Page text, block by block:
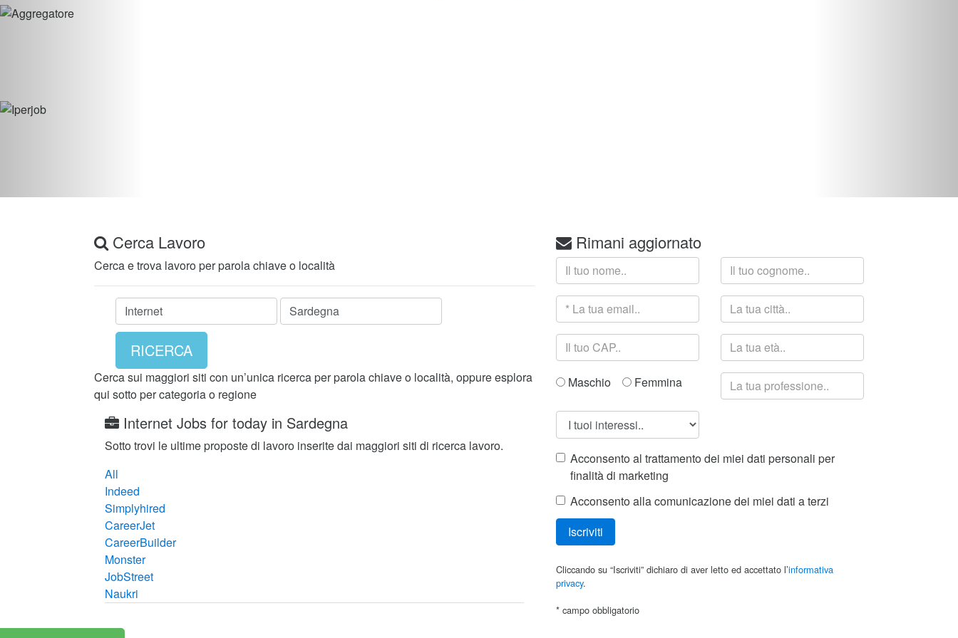
Rimani aggiornato
Maschio Femmina
Acconsento al trattamento dei miei dati personali per
finalità di marketing
Acconsento alla comunicazione dei miei dati a terzi
Iscriviti
Cliccando su “Iscriviti” dichiaro di aver letto ed accettato l’informativa
privacy.
* campo obbligatorio
Cerca Lavoro
Cerca e trova lavoro per parola chiave o località
RICERCA
Cerca sui maggiori siti con un’unica ricerca per parola chiave o località, oppure esplora
qui sotto per categoria o regione
Internet Jobs for today in Sardegna
Sotto trovi le ultime proposte di lavoro inserite dai maggiori siti di ricerca lavoro.
All
Indeed
Simplyhired
CareerJet
CareerBuilder
Monster
JobStreet
Naukri